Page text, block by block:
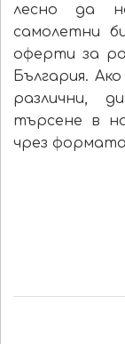
лесно да
самолетни
оферти за
България.
различни,
търсене в
чрез